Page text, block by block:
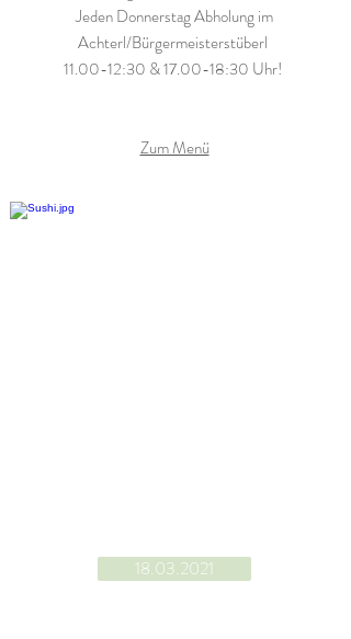
Jeden Donnerstag Abholung im
Achterl/Bürgermeisterstüberl
11.00-12:30 & 17.00-18:30 Uhr!
Zum Menü
18.03.2021